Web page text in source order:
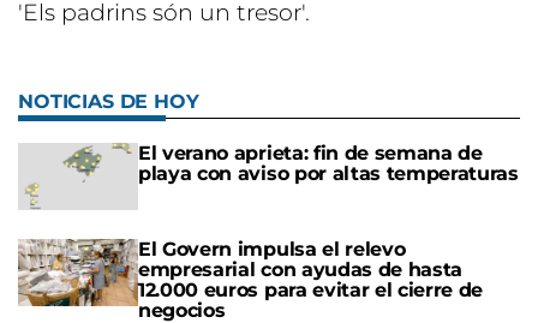
'Els padrins són un tresor'.
NOTICIAS DE HOY
El verano aprieta: fin de semana de
playa con aviso por altas temperaturas
El Govern impulsa el relevo
empresarial con ayudas de hasta
12.000 euros para evitar el cierre de
negocios